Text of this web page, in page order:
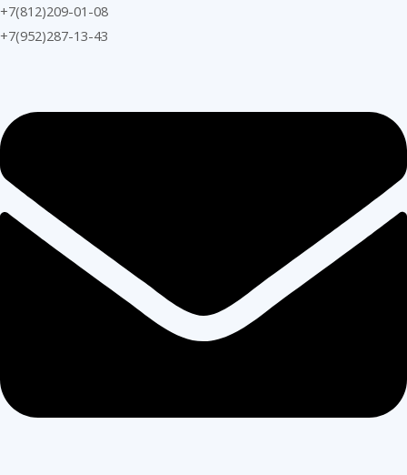
+7(812)209-01-08
+7(952)287-13-43